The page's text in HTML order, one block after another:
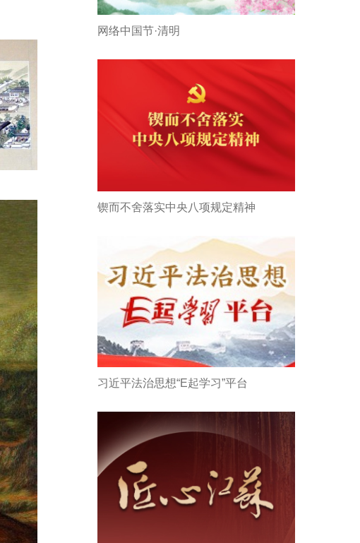
网络中国节·清明
锲而不舍落实中央八项规定精神
习近平法治思想“E起学习”平台